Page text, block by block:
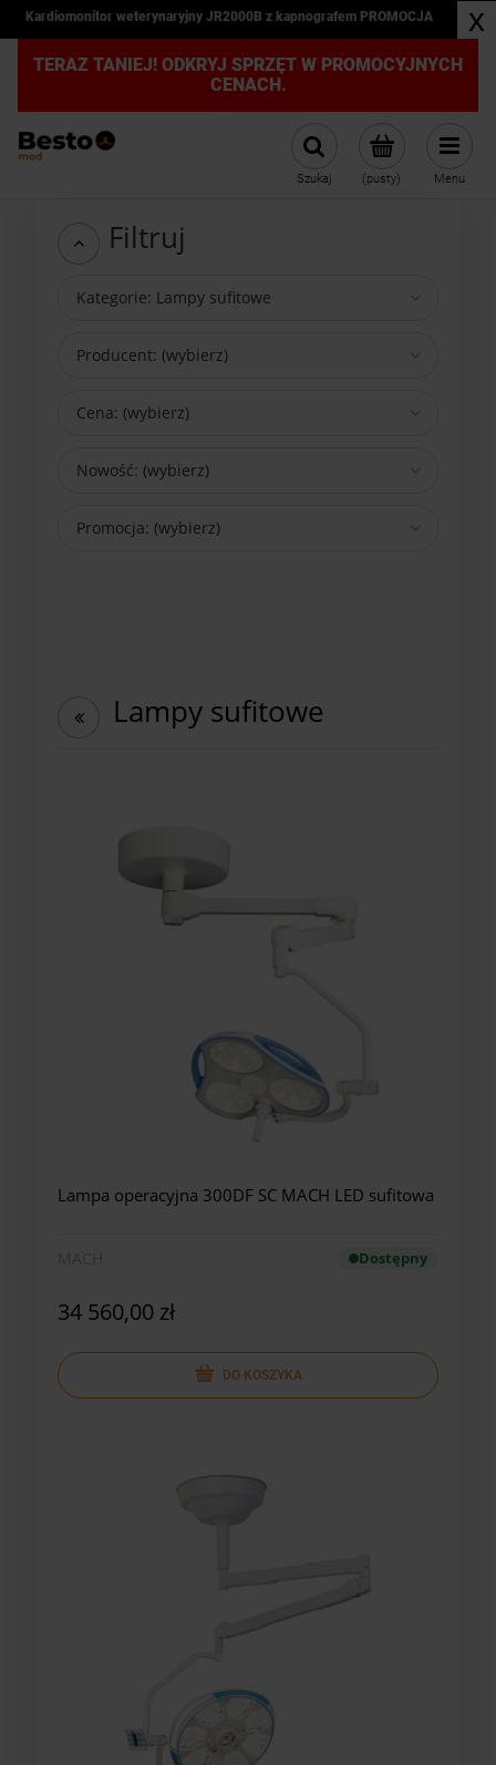
Kardiomonitor weterynaryjny JR2000B z kapnografem PROMOCJA x
TERAZ TANIEJ! ODKRYJ SPRZĘT W PROMOCYJNYCH
CENACH.
(pusty)
Szukaj Menu
Filtruj
Kategorie: Lampy sufitowe
Producent: (wybierz)
Cena: (wybierz)
Nowość: (wybierz)
Promocja: (wybierz)
Lampy sufitowe
Lampa operacyjna 300DF SC MACH LED sufitowa
Dostępny
34 560,00 zł
DO KOSZYKA